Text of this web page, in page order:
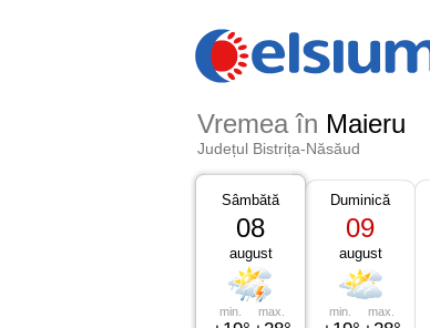
Vremea în Maieru
Județul Bistrița-Năsăud
Sâmbătă
08
august
min. max.
Duminică
09
august
min. max.